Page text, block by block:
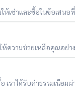
ห้เช่าและซื้อในข้อเสนอ
วามช่วยเหลือคุณอย่าง
เราได้รับค่าธรรมเนีย